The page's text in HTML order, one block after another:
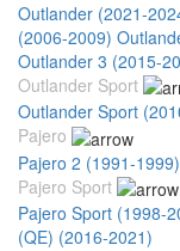
Outlander (2021-
(2006-2009)
Outlander 3 (2015-
Outlander Sport
Outlander Sport
Pajero
Pajero 2 (1991-1999)
Pajero Sport
Pajero Sport (1998-
(QE) (2016-2021)